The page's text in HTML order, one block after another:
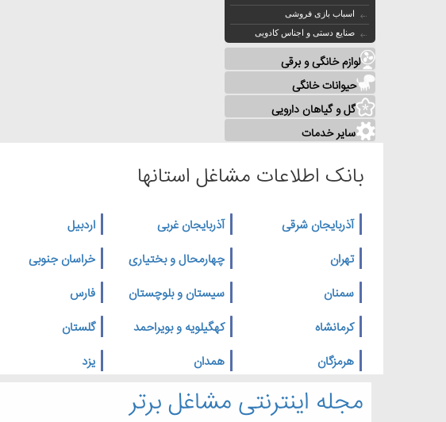
اسباب بازی فروشی
صنایع دستی و اجناس کادویی
لوازم خانگی و برقی
حیوانات خانگی
گل و گیاهان دارویی
سایر خدمات
بانک اطلاعات مشاغل استانها
آذربایجان شرقی آذربایجان غربی اردبیل
تهران
چهارمحال و بختیاری خراسان جنوبی
سمنان
سیستان و بلوچستان فارس
کرمانشاه
کهگیلویه و بویراحمد گلستان
هرمزگان
همدان یزد
مجله اینترنتی مشاغل برتر